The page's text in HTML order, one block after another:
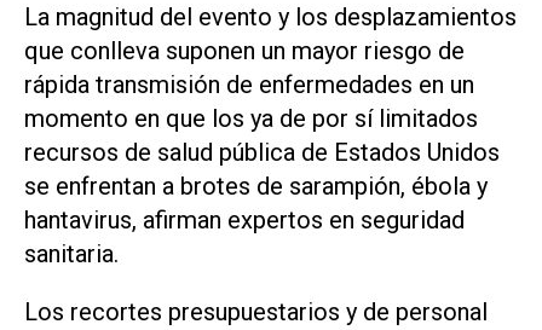
La magnitud del evento y los desplazamientos
que conlleva suponen un mayor riesgo de
rápida transmisión de enfermedades en un
momento en que los ​ya de por sí limitados
recursos ⁠de salud pública de Estados Unidos
se enfrentan a brotes de sarampión, ébola y
hantavirus, afirman expertos en seguridad
‌sanitaria.
Los recortes presupuestarios y de personal